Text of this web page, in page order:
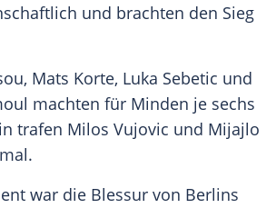
und brachten den Sieg
Mats Korte, Luka Sebetic und
machten für Minden je sechs
trafen Milos Vujovic und Mijajlo
war die Blessur von Berlins